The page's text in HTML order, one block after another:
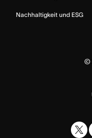
Nachhaltigkeit und ESG
©